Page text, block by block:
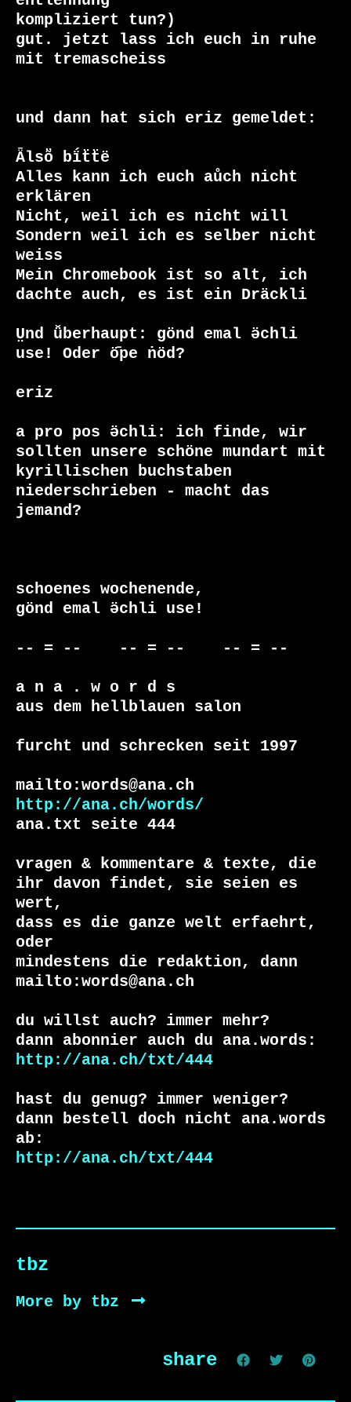
kompliziert tun?)
gut. jetzt lass ich euch in ruhe
mit tremascheiss
und dann hat sich eriz gemeldet:
Ǟlsṏ bḯẗẗë
Alles kann ich euch aůch nicht
erklären
Nicht, weil ich es nicht will
Sondern weil ich es selber nicht
weiss
Mein Chromebook ist so alt, ich
dachte auch, es ist ein Dräckli
Ṳnd ǚberhaupt: gönd emal ӛchli
use! Oder ӧ̄pe ṅöd?
eriz
a pro pos ӛchli: ich finde, wir
sollten unsere schöne mundart mit
kyrillischen buchstaben
niederschrieben - macht das
jemand?
schoenes wochenende,
gönd emal ӛchli use!
-- = --    -- = --    -- = --
a n a . w o r d s
aus dem hellblauen salon
furcht und schrecken seit 1997
http://ana.ch/words/
ana.txt seite 444
vragen & kommentare & texte, die
ihr davon findet, sie seien es
wert,
dass es die ganze welt erfaehrt,
oder
mindestens die redaktion, dann
mailto:words@ana.ch
du willst auch? immer mehr?
http://ana.ch/txt/444
hast du genug? immer weniger?
dann bestell doch nicht ana.words
http://ana.ch/txt/444
tbz
More by tbz
share